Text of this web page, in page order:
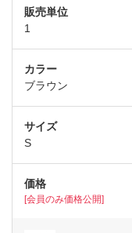
1
ブラウン
S
[会員のみ価格公開]